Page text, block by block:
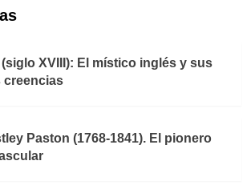
XVIII): El místico inglés y sus
creencias
Paston (1768-1841). El pionero